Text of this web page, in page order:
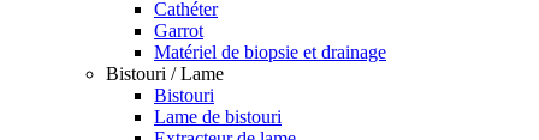
Cathéter
Garrot
Matériel de biopsie et drainage
Bistouri / Lame
Bistouri
Lame de bistouri